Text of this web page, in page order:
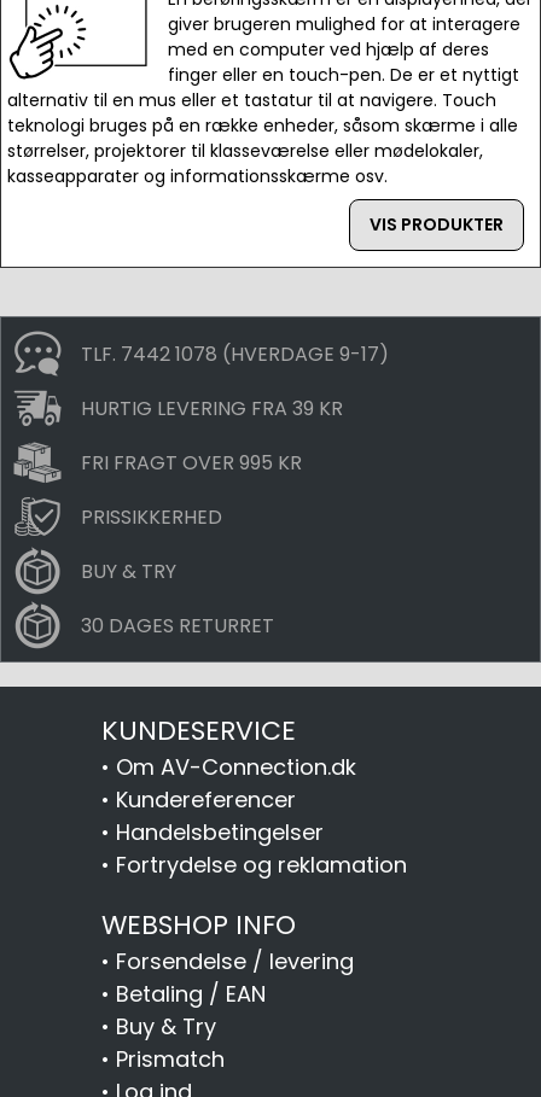
giver brugeren mulighed for at interagere
med en computer ved hjælp af deres
finger eller en touch-pen. De er et nyttigt
alternativ til en mus eller et tastatur til at navigere. Touch
teknologi bruges på en række enheder, såsom skærme i alle
størrelser, projektorer til klasseværelse eller mødelokaler,
kasseapparater og informationsskærme osv.
VIS PRODUKTER
TLF. 7442 1078 (HVERDAGE 9-17)
HURTIG LEVERING FRA 39 KR
FRI FRAGT OVER 995 KR
PRISSIKKERHED
BUY & TRY
30 DAGES RETURRET
KUNDESERVICE
• Om AV-Connection.dk
• Kundereferencer
• Handelsbetingelser
• Fortrydelse og reklamation
WEBSHOP INFO
• Forsendelse / levering
• Betaling / EAN
• Buy & Try
• Prismatch